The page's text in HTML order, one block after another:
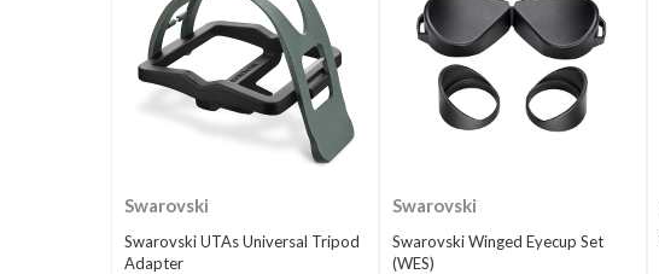
Swarovski
Swarovski UTAs Universal Tripod
Adapter
Swarovski
Swarovski Winged Eyecup Set
(WES)